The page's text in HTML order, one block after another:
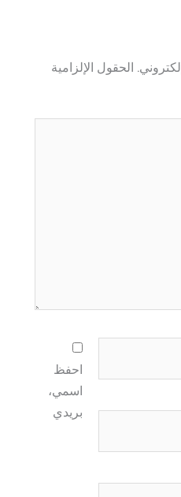
الحقول الإلزامية
احفظ
اسمي،
بريدي